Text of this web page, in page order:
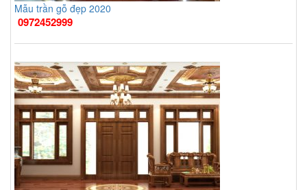
Mẫu trần gỗ đẹp 2020
0972452999